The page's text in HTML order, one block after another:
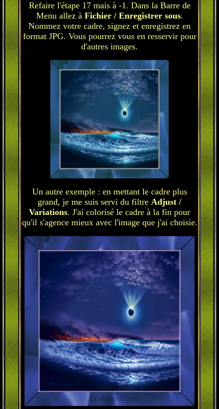
Refaire l'étape 17 mais à -1. Dans la Barre de
Menu allez à Fichier / Enregistrer sous.
Nommez votre cadre, signez et enregistrez en
format JPG. Vous pourrez vous en resservir pour
d'autres images.
Un autre exemple : en mettant le cadre plus
grand, je me suis servi du filtre Adjust /
Variations. J'ai colorisé le cadre à la fin pour
qu'il s'agence mieux avec l'image que j'ai choisie.